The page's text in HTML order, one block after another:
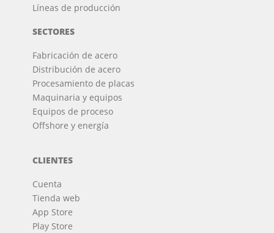
Líneas de producción
SECTORES
Fabricación de acero
Distribución de acero
Procesamiento de placas
Maquinaria y equipos
Equipos de proceso
Offshore y energía
CLIENTES
Cuenta
Tienda web
App Store
Play Store